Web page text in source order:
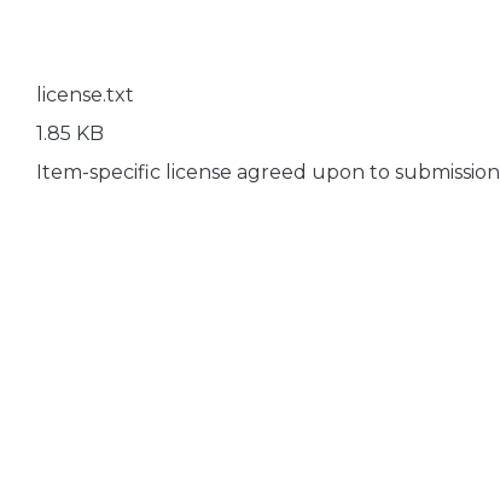
license.txt
1.85 KB
Item-specific license agreed upon to submission